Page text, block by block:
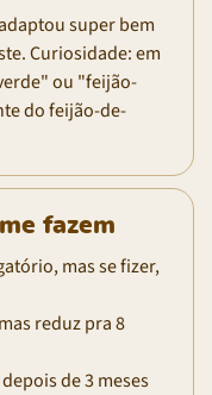
super bem
Curiosidade: em
ou "feijão-
do feijão-de-
fazem
mas se fizer,
reduz pra 8
de 3 meses